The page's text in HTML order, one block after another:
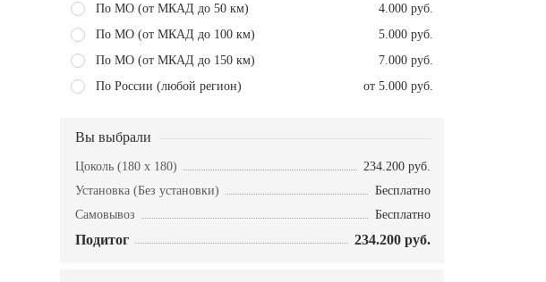
По МО (от МКАД до 50 км)
4.000 руб.
По МО (от МКАД до 100 км)
5.000 руб.
По МО (от МКАД до 150 км)
7.000 руб.
По России (любой регион)
от 5.000 руб.
Вы выбрали
Цоколь (180 x 180)
234.200 руб.
Установка (Без установки)
Бесплатно
Самовывоз
Бесплатно
Подитог 234.200 руб.